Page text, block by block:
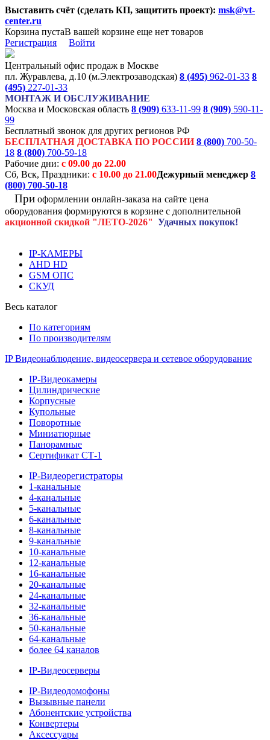
Выставить счёт (сделать КП, защитить проект): msk@vt-
center.ru
Корзина пустаВ вашей корзине еще нет товаров
Регистрация
Войти
Центральный офис продаж в Москве
пл. Журавлева, д.10 (м.Электрозаводская) 8 (495) 962-01-33 8
(495) 227-01-33
МОНТАЖ И ОБСЛУЖИВАНИЕ
Москва и Московская область 8 (909) 633-11-99 8 (909) 590-11-
99
Бесплатный звонок для других регионов РФ
БЕСПЛАТНАЯ ДОСТАВКА ПО РОССИИ 8 (800) 700-50-
18 8 (800) 700-59-18
Рабочие дни: с 09.00 до 22.00
Сб, Вск, Праздники: с 10.00 до 21.00Дежурный менеджер 8
(800) 700-50-18
При оформлении онлайн-заказа на сайте цена
оборудования формируются в корзине с дополнительной
акционной скидкой "ЛЕТО-2026" Удачных покупок!
IP-КАМЕРЫ
AHD HD
GSM ОПС
СКУД
Весь каталог
По категориям
По производителям
IP Видеонаблюдение, видеосервера и сетевое оборудование
IP-Видеокамеры
Цилиндрические
Корпусные
Купольные
Поворотные
Миниатюрные
Панорамные
Сертификат СТ-1
IP-Видеорегистраторы
1-канальные
4-канальные
5-канальные
6-канальные
8-канальные
9-канальные
10-канальные
12-канальные
16-канальные
20-канальные
24-канальные
32-канальные
36-канальные
50-канальные
64-канальные
более 64 каналов
IP-Видеосерверы
IP-Видеодомофоны
Вызывные панели
Абонентские устройства
Конвертеры
Аксессуары